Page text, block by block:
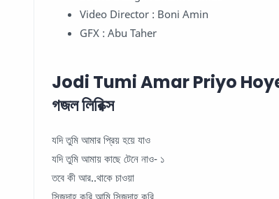
Video Director : Boni Amin
GFX : Abu Taher
Jodi Tumi Amar Priyo Hoye
গজল লিরিক্স
যদি তুমি আমার প্রিয় হয়ে যাও
যদি তুমি আমায় কাছে টেনে নাও- ১
তবে কী আর..থাকে চাওয়া